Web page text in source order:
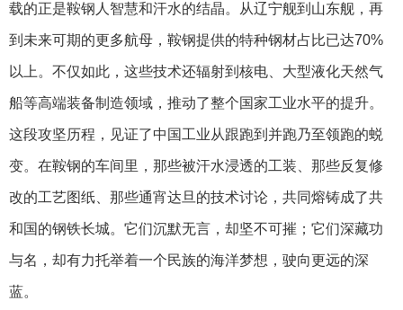
载的正是鞍钢人智慧和汗水的结晶。从辽宁舰到山东舰，再
到未来可期的更多航母，鞍钢提供的特种钢材占比已达70%
以上。不仅如此，这些技术还辐射到核电、大型液化天然气
船等高端装备制造领域，推动了整个国家工业水平的提升。
这段攻坚历程，见证了中国工业从跟跑到并跑乃至领跑的蜕
变。在鞍钢的车间里，那些被汗水浸透的工装、那些反复修
改的工艺图纸、那些通宵达旦的技术讨论，共同熔铸成了共
和国的钢铁长城。它们沉默无言，却坚不可摧；它们深藏功
与名，却有力托举着一个民族的海洋梦想，驶向更远的深
蓝。